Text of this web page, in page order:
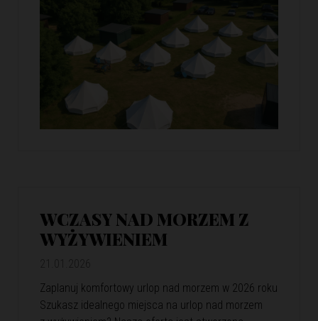
WCZASY NAD MORZEM Z
WYŻYWIENIEM
Zaplanuj komfortowy urlop nad morzem w 2026 roku
Szukasz idealnego miejsca na urlop nad morzem